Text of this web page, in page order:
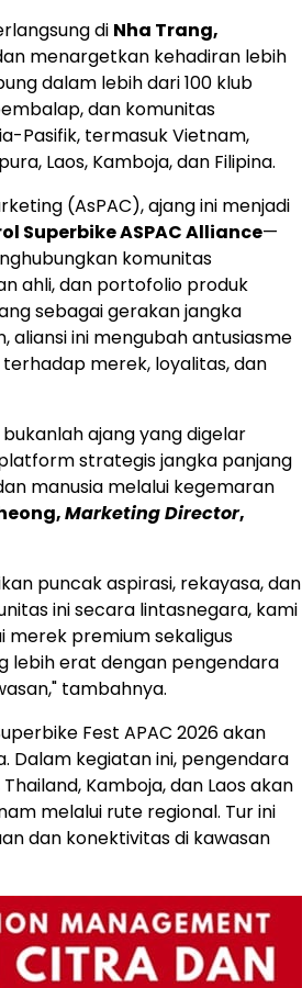
di Nha Trang,
menargetkan kehadiran lebih
dalam lebih dari 100 klub
dan komunitas
Pasifik, termasuk Vietnam,
Laos, Kamboja, dan Filipina.
(AsPAC), ajang ini menjadi
Superbike ASPAC Alliance—
komunitas
ahli, dan portofolio produk
sebagai gerakan jangka
aliansi ini mengubah antusiasme
merek, loyalitas, dan
ajang yang digelar
strategis jangka panjang
manusia melalui kegemaran
Marketing Director,
puncak aspirasi, rekayasa, dan
ini secara lintasnegara, kami
merek premium sekaligus
lebih erat dengan pengendara
tambahnya.
Fest APAC 2026 akan
Dalam kegiatan ini, pengendara
Kamboja, dan Laos akan
melalui rute regional. Tur ini
dan konektivitas di kawasan